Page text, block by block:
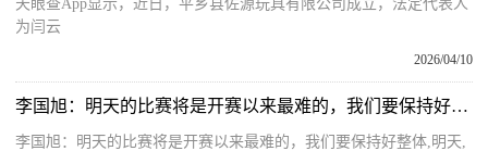
天眼查App显示，近日，平乡县佐源玩具有限公司成立，法定代表人
为闫云
2026/04/10
李国旭：明天的比赛将是开赛以来最难的，我们要保持好整体_每日热文
李国旭：明天的比赛将是开赛以来最难的，我们要保持好整体,明天,